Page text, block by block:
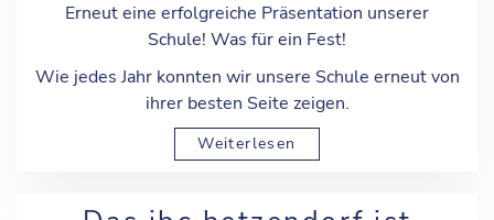
Erneut eine erfolgreiche Präsentation unserer
Schule! Was für ein Fest!
Wie jedes Jahr konnten wir unsere Schule erneut von
ihrer besten Seite zeigen.
Weiterlesen